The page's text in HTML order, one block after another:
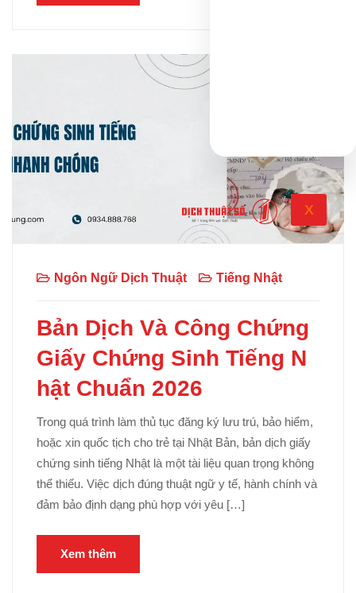
X
Ngôn Ngữ Dịch Thuật Tiếng Nhật
Bản Dịch Và Công Chứng
Giấy Chứng Sinh Tiếng N
hật Chuẩn 2026
Trong quá trình làm thủ tục đăng ký lưu trú, bảo hiểm,
hoặc xin quốc tịch cho trẻ tại Nhật Bản, bản dịch giấy
chứng sinh tiếng Nhật là một tài liệu quan trọng không
thể thiếu. Việc dịch đúng thuật ngữ y tế, hành chính và
đảm bảo định dạng phù hợp với yêu […]
Xem thêm